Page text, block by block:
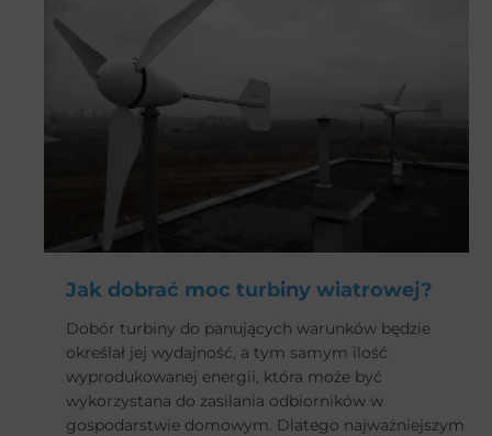
uwagę przed zakupem.
Jak dobrać moc turbiny wiatrowej?
Dobór turbiny do panujących warunków będzie
określał jej wydajność, a tym samym ilość
wyprodukowanej energii, która może być
wykorzystana do zasilania odbiorników w
gospodarstwie domowym. Dlatego najważniejszym